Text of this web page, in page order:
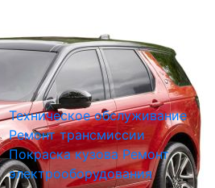
Техническое обслуживание
Ремонт трансмиссии
Покраска кузова Ремонт
электрооборудования